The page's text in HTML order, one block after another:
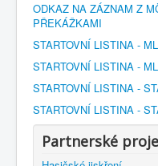
ODKAZ NA ZÁZNAM Z
PŘEKÁŽKAMI
STARTOVNÍ LISTINA -
STARTOVNÍ LISTINA -
STARTOVNÍ LISTINA -
STARTOVNÍ LISTINA -
Partnerské